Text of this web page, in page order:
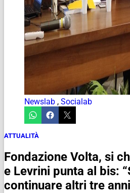
Newslab , Socialab
ATTUALITÀ
Fondazione Volta, si
e Levrini punta al bis:
continuare altri tre